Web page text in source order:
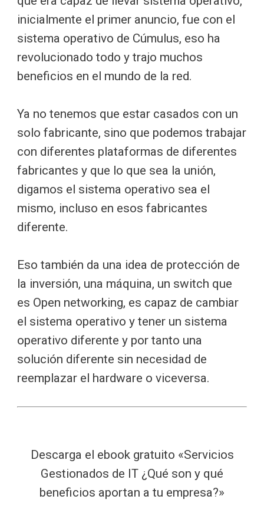
inicialmente el primer anuncio, fue con el
sistema operativo de Cúmulus, eso ha
revolucionado todo y trajo muchos
beneficios en el mundo de la red.
Ya no tenemos que estar casados con un
solo fabricante, sino que podemos trabajar
con diferentes plataformas de diferentes
fabricantes y que lo que sea la unión,
digamos el sistema operativo sea el
mismo, incluso en esos fabricantes
diferente.
Eso también da una idea de protección de
la inversión, una máquina, un switch que
es Open networking, es capaz de cambiar
el sistema operativo y tener un sistema
operativo diferente y por tanto una
solución diferente sin necesidad de
reemplazar el hardware o viceversa.
Descarga el ebook gratuito «Servicios
Gestionados de IT ¿Qué son y qué
beneficios aportan a tu empresa?»